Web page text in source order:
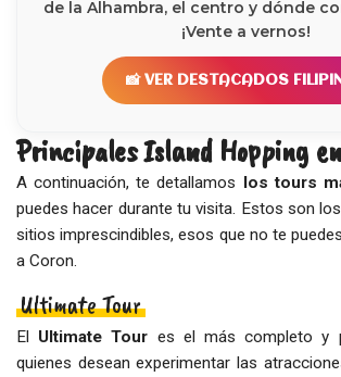
de la Alhambra, el centro y dónde
¡Vente a vernos!
📸 VER DESTACADOS
Principales Island Hopping
A continuación, te detallamos los tours
puedes hacer durante tu visita. Estos son
sitios imprescindibles, esos que no te
a Coron.
Ultimate Tour
El Ultimate Tour es el más completo y
quienes desean experimentar las